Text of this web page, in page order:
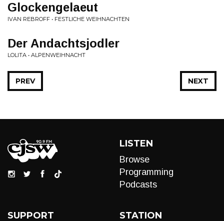
Glockengelaeut
IVAN REBROFF • FESTLICHE WEIHNACHTEN
Der Andachtsjodler
LOLITA • ALPENWEIHNACHT
NEXT
PREV
LISTEN
Browse
Programming
Podcasts
SUPPORT STATION